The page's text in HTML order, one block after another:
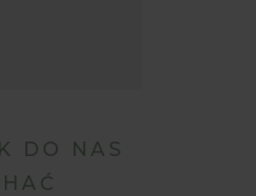
DO NAS